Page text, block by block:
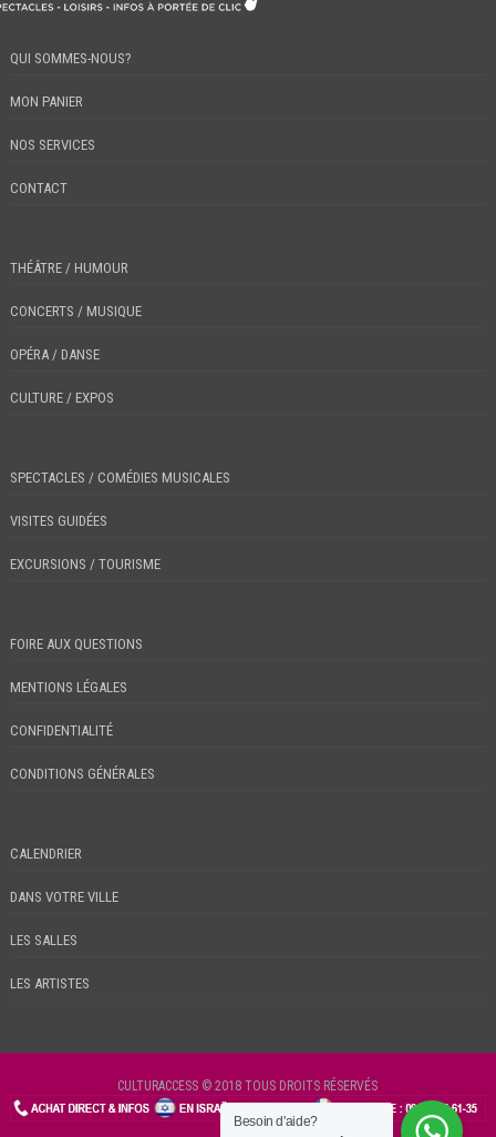
QUI SOMMES-NOUS?
MON PANIER
NOS SERVICES
CONTACT
THÉÂTRE / HUMOUR
CONCERTS / MUSIQUE
OPÉRA / DANSE
CULTURE / EXPOS
SPECTACLES / COMÉDIES MUSICALES
VISITES GUIDÉES
EXCURSIONS / TOURISME
FOIRE AUX QUESTIONS
MENTIONS LÉGALES
CONFIDENTIALITÉ
CONDITIONS GÉNÉRALES
CALENDRIER
DANS VOTRE VILLE
LES SALLES
LES ARTISTES
CULTURACCESS © 2018 TOUS DROITS RÉSERVÉS
CHECKIN
Besoin d'aide?